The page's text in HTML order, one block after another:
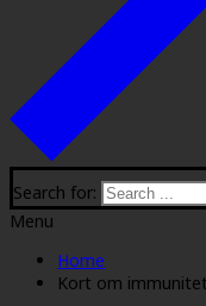
Search for:
Menu
Home
Kort om